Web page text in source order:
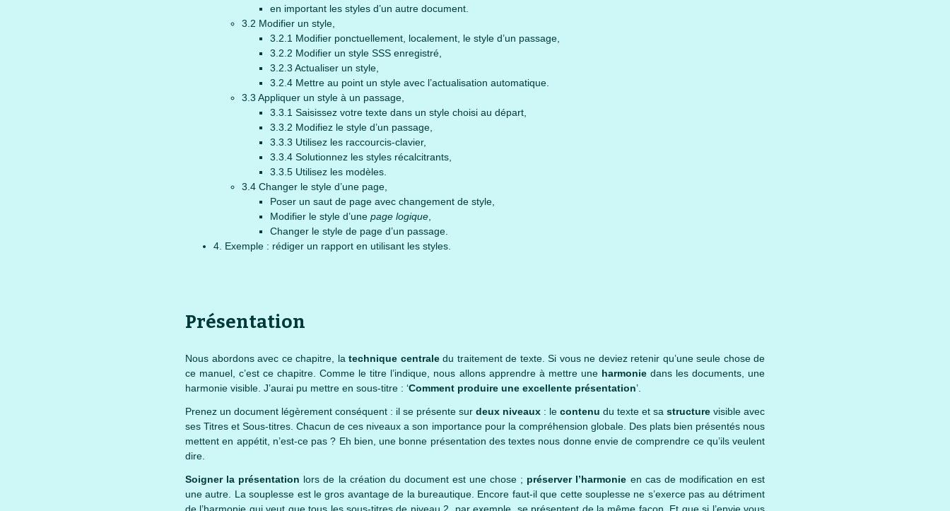
en important les styles d’un autre document.
3.2 Modifier un style,
3.2.1 Modifier ponctuellement, localement, le style d’un passage,
3.2.2 Modifier un style SSS enregistré,
3.2.3 Actualiser un style,
3.2.4 Mettre au point un style avec l’actualisation automatique.
3.3 Appliquer un style à un passage,
3.3.1 Saisissez votre texte dans un style choisi au départ,
3.3.2 Modifiez le style d’un passage,
3.3.3 Utilisez les raccourcis-clavier,
3.3.4 Solutionnez les styles récalcitrants,
3.3.5 Utilisez les modèles.
3.4 Changer le style d’une page,
Poser un saut de page avec changement de style,
Modifier le style d’une page logique
Changer le style de page d’un passage.
4. Exemple : rédiger un rapport en utilisant les styles.
Présentation
Nous abordons avec ce chapitre, la technique centraledu traitement de texte. Si vous ne deviez retenir qu’une seule chose de
ce manuel, c’est ce chapitre. Comme le titre l’indique, nous allons apprendre à mettre une harmoniedans les documents, une
harmonie visible. J’aurai pu mettre en sous-titre : ‘Comment produire une excellente présentation’.
Prenez un document légèrement conséquent : il se présente sur deux niveaux : le contenu du texte et sa structure visible avec
ses Titres et Sous-titres. Chacun de ces niveaux a son importance pour la compréhension globale. Des plats bien présentés nous
mettent en appétit, n’est-ce pas ? Eh bien, une bonne présentation des textes nous donne envie de comprendre ce qu’ils veulent
dire.
Soigner la présentation lors de la création du document est une chose ; préserver l’harmonie en cas de modification en est
une autre. La souplesse est le gros avantage de la bureautique. Encore faut-il que cette souplesse ne s’exerce pas au détriment
de l’harmonie qui veut que tous les sous-titres de niveau 2, par exemple, se présentent de la même façon. Et que si l’envie vous